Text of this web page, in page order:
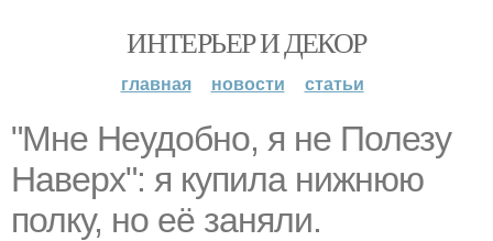
ИНТЕРЬЕР И ДЕКОР
главная новости статьи
"Мне Неудобно, я не Полезу
Наверх": я купила нижнюю
полку, но её заняли.